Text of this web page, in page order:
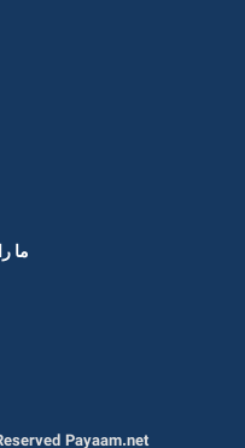
ما
Copyright © 2023, All Rights Reserved Payaam.net